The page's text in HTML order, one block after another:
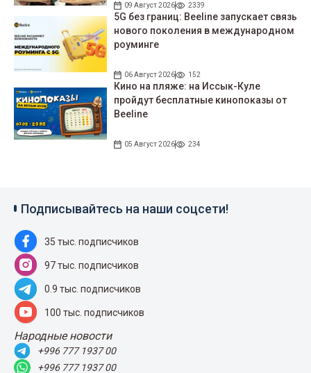
09 Август 2026 2339
5G без границ: Beeline запускает связь
нового поколения в международном
роуминге
06 Август 2026 152
Кино на пляже: на Иссык-Куле
пройдут беcплатные кинопоказы от
Beeline
05 Август 2026 234
Подписывайтесь на наши соцсети!
35 тыс. подписчиков
97 тыс. подписчиков
0.9 тыс. подписчиков
100 тыс. подписчиков
Народные новости
+996 777 1937 00
+996 777 1937 00